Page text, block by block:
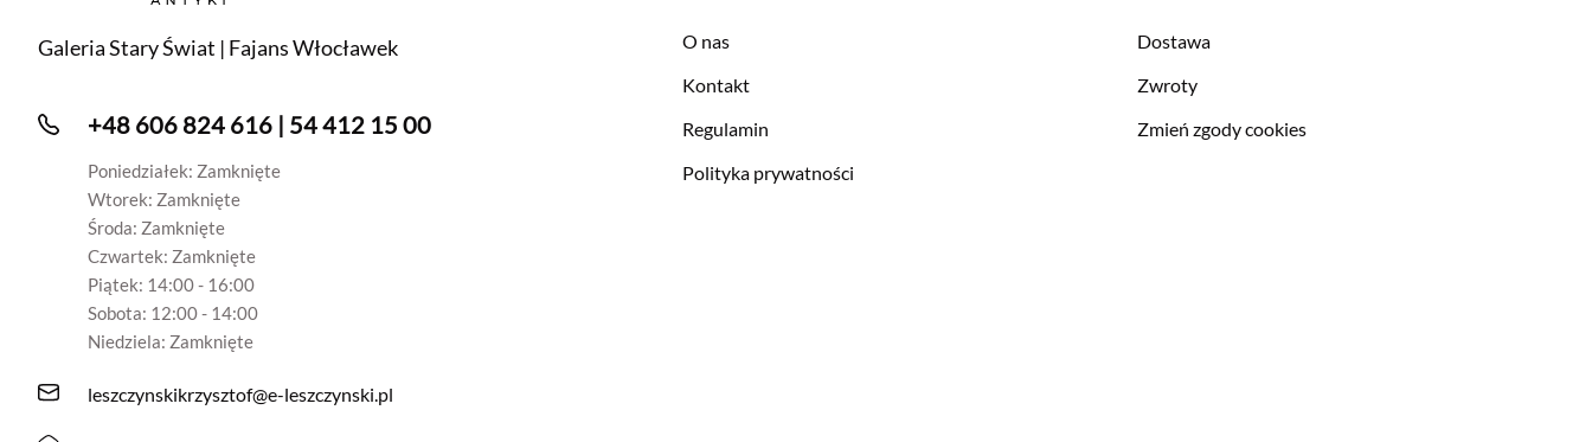
Galeria Stary Świat | Fajans Włocławek
+48 606 824 616 | 54 412 15 00
Poniedziałek: Zamknięte
Wtorek: Zamknięte
Środa: Zamknięte
Czwartek: Zamknięte
Piątek: 14:00 - 16:00
Sobota: 12:00 - 14:00
Niedziela: Zamknięte
leszczynskikrzysztof@e-leszczynski.pl
O nas
Kontakt
Regulamin
Polityka prywatności
Dostawa
Zwroty
Zmień zgody cookies